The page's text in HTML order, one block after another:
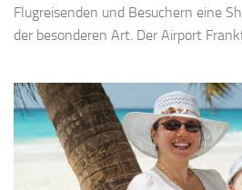
Flugreisenden und Besuchern eine
der besonderen Art. Der Airport